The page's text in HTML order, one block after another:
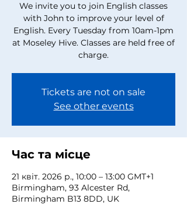
We invite you to join English classes
with John to improve your level of
English. Every Tuesday from 10am-1pm
at Moseley Hive. Classes are held free of
charge.
Tickets are not on sale
See other events
Час та місце
21 квіт. 2026 р., 10:00 – 13:00 GMT+1
Birmingham, 93 Alcester Rd,
Birmingham B13 8DD, UK